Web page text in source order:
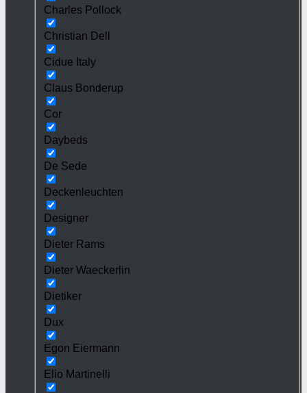
Charles Pollock
Christian Dell
Cidue Italy
Claus Bonderup
Cor
Daybeds
De Sede
Deckenleuchten
Designer
Dieter Rams
Dieter Waeckerlin
Dietiker
Dux
Egon Eiermann
Elio Martinelli